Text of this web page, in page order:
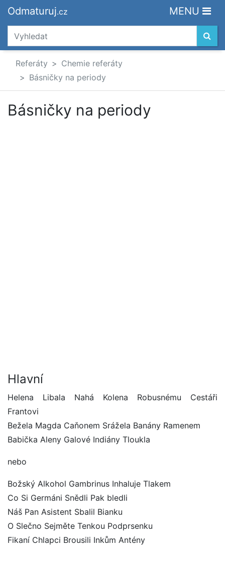
Odmaturuj.cz MENU
Referáty
Chemie referáty
Básničky na periody
Básničky na periody
Hlavní
Helena Libala Nahá Kolena Robusnému Cestáři
Frantovi
Bežela Magda Caňonem Srážela Banány Ramenem
Babička Aleny Galové Indiány Tloukla
nebo
Božský Alkohol Gambrinus Inhaluje Tlakem
Co Si Germáni Snědli Pak bledli
Náš Pan Asistent Sbalil Bianku
O Slečno Sejměte Tenkou Podprsenku
Fikaní Chlapci Brousili Inkům Antény